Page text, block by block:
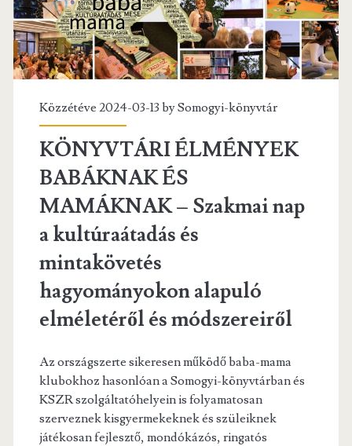
Közzétéve 2024-03-13 bySomogyi-könyvtár
KÖNYVTÁRI ÉLMÉNYEK
BABÁKNAK ÉS
MAMÁKNAK – Szakmai nap
a kultúraátadás és
mintakövetés
hagyományokon alapuló
elméletéről és módszereiről
Az országszerte sikeresen működő baba-mama
klubokhoz hasonlóan a Somogyi-könyvtárban és
KSZR szolgáltatóhelyein is folyamatosan
szerveznek kisgyermekeknek és szüleiknek
játékosan fejlesztő, mondókázós, ringatós